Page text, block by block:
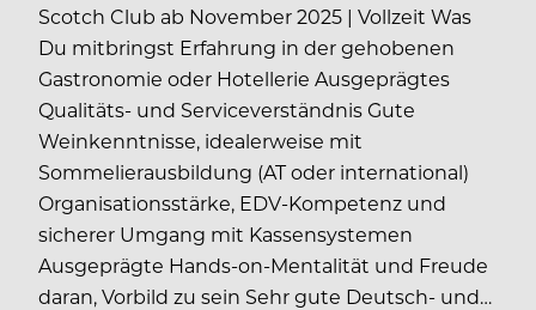
Scotch Club ab November 2025 | Vollzeit Was
Du mitbringst Erfahrung in der gehobenen
Gastronomie oder Hotellerie Ausgeprägtes
Qualitäts- und Serviceverständnis Gute
Weinkenntnisse, idealerweise mit
Sommelierausbildung (AT oder international)
Organisationsstärke, EDV-Kompetenz und
sicherer Umgang mit Kassensystemen
Ausgeprägte Hands-on-Mentalität und Freude
daran, Vorbild zu sein Sehr gute Deutsch- und…